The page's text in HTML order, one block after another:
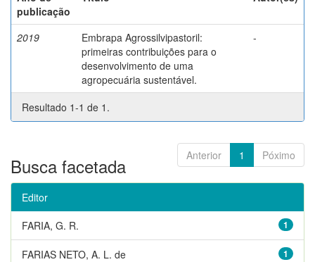
publicação
2019
Embrapa Agrossilvipastoril:
primeiras contribuições para o
desenvolvimento de uma
agropecuária sustentável.
-
Resultado 1-1 de 1.
Anterior 1 Póximo
Busca facetada
Editor
1
FARIA, G. R.
1
FARIAS NETO, A. L. de